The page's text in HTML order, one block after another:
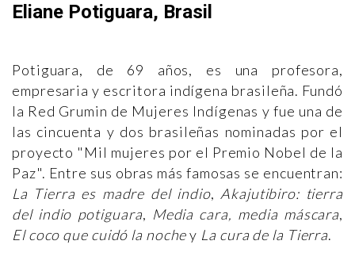
Eliane Potiguara, Brasil
Potiguara, de 69 años, es una profesora,
empresaria y escritora indígena brasileña. Fundó
la Red Grumin de Mujeres Indígenas y fue una de
las cincuenta y dos brasileñas nominadas por el
proyecto "Mil mujeres por el Premio Nobel de la
Paz". Entre sus obras más famosas se encuentran:
La Tierra es madre del indio, Akajutibiro: tierra
del indio potiguara, Media cara, media máscara,
El coco que cuidó la nochey La cura de la Tierra.